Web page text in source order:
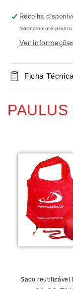
Supera!
2
2
Recolha
Normalmente
Ver
Ficha Técnica
Saco reutilizável